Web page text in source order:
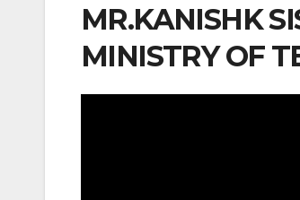
MR.KANISHK
MINISTRY OF